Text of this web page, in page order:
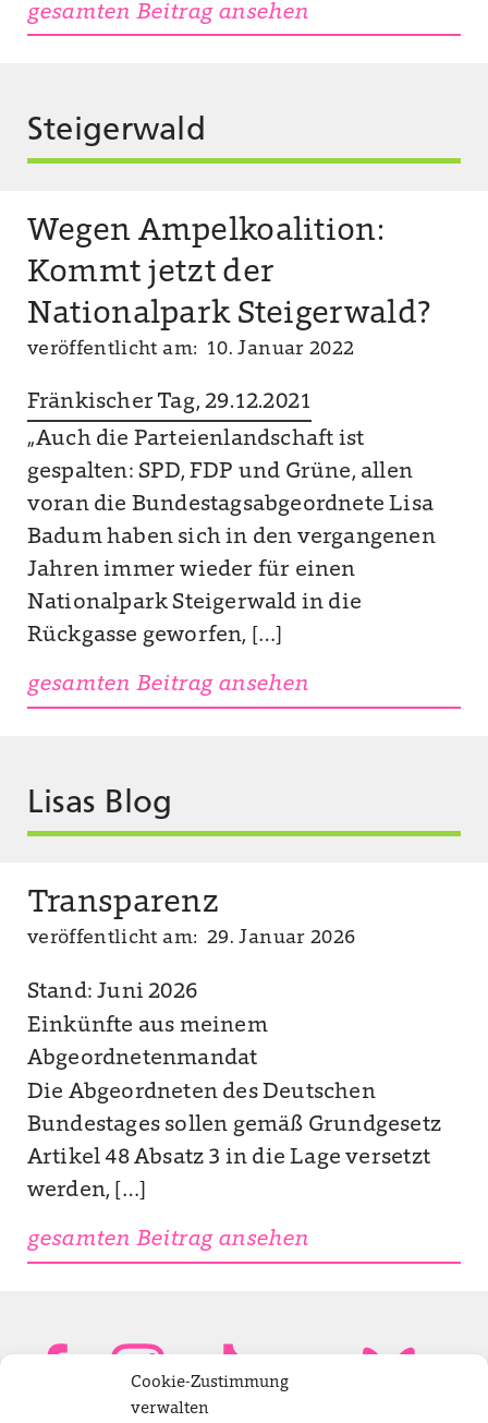
Cookie-Zustimmung
verwalten
gesamten Beitrag ansehen
Steigerwald
Wegen Ampelkoalition:
Kommt jetzt der
Nationalpark Steigerwald?
veröffentlicht am: 10. Januar 2022
Fränkischer Tag, 29.12.2021
„Auch die Parteienlandschaft ist
gespalten: SPD, FDP und Grüne, allen
voran die Bundestagsabgeordnete Lisa
Badum haben sich in den vergangenen
Jahren immer wieder für einen
Nationalpark Steigerwald in die
Rückgasse geworfen, […]
gesamten Beitrag ansehen
Lisas Blog
Transparenz
veröffentlicht am: 29. Januar 2026
Stand: Juni 2026
Einkünfte aus meinem
Abgeordnetenmandat
Die Abgeordneten des Deutschen
Bundestages sollen gemäß Grundgesetz
Artikel 48 Absatz 3 in die Lage versetzt
werden, […]
gesamten Beitrag ansehen